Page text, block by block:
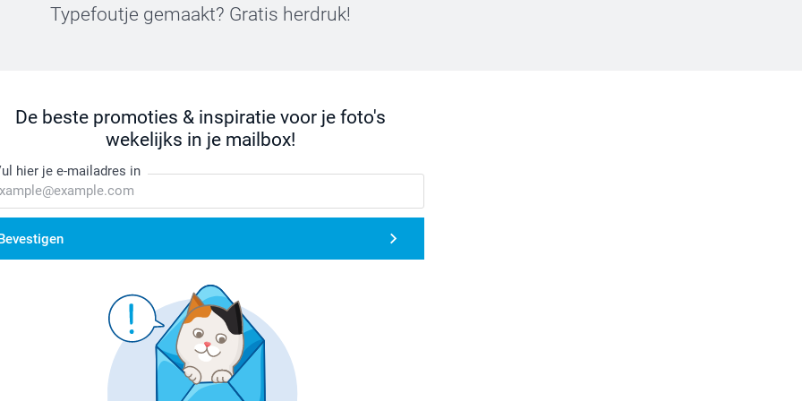
Typefoutje gemaakt? Gratis herdruk!
De beste promoties & inspiratie voor je foto's
wekelijks in je mailbox!
hier je e-mailadres in